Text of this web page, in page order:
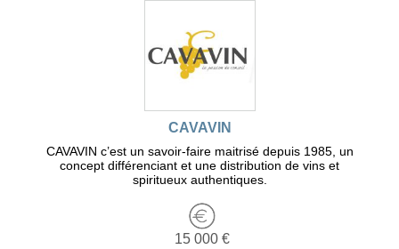
CAVAVIN
CAVAVIN c’est un savoir-faire maitrisé depuis 1985, un
concept différenciant et une distribution de vins et
spiritueux authentiques.
15 000 €